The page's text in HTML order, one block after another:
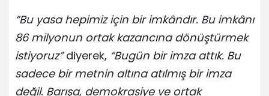
“Bu yasa hepimiz için bir imkândır. Bu imkânı
86 milyonun ortak kazancına dönüştürmek
istiyoruz”diyerek, “Bugün bir imza attık. Bu
sadece bir metnin altına atılmış bir imza
değil. Barışa, demokrasiye ve ortak